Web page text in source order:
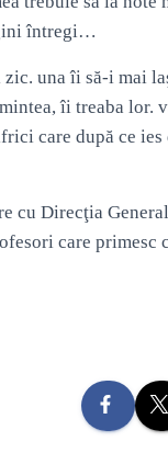
întregi…
una îi să-i mai
îi treaba lor.
care după ce ies
cu Direcţia
care primesc